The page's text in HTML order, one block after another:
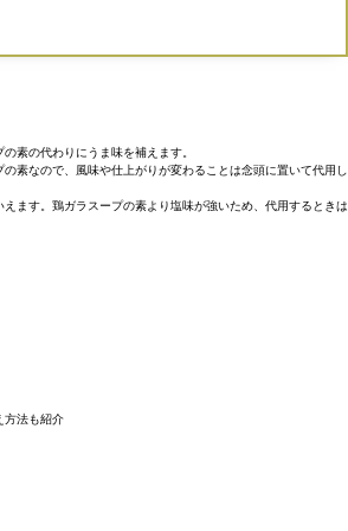
素の代わりにうま味を補えます。
素なので、風味や仕上がりが変わることは念頭に置いて代用し
ます。鶏ガラスープの素より塩味が強いため、代用するときは
方法も紹介